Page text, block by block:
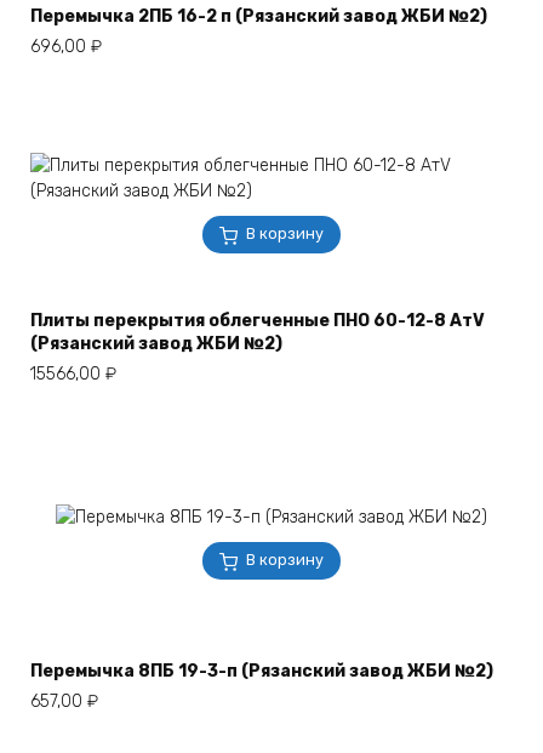
Перемычка 2ПБ 16-2 п (Рязанский завод ЖБИ №2)
696,00 ₽
В корзину
Плиты перекрытия облегченные ПНО 60-12-8 АтV
(Рязанский завод ЖБИ №2)
15566,00 ₽
В корзину
Перемычка 8ПБ 19-3-п (Рязанский завод ЖБИ №2)
657,00 ₽